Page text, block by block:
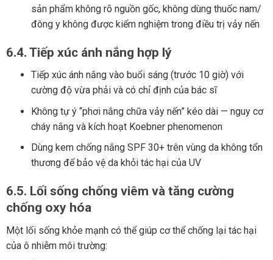
sản phẩm không rõ nguồn gốc, không dùng thuốc nam/
đông y không được kiểm nghiệm trong điều trị vảy nến
6.4. Tiếp xúc ánh nắng hợp lý
Tiếp xúc ánh nắng vào buổi sáng (trước 10 giờ) với
cường độ vừa phải và có chỉ định của bác sĩ
Không tự ý “phơi nắng chữa vảy nến” kéo dài — nguy cơ
cháy nắng và kích hoạt Koebner phenomenon
Dùng kem chống nắng SPF 30+ trên vùng da không tổn
thương để bảo vệ da khỏi tác hại của UV
6.5. Lối sống chống viêm và tăng cường
chống oxy hóa
Một lối sống khỏe mạnh có thể giúp cơ thể chống lại tác hại
của ô nhiễm môi trường: